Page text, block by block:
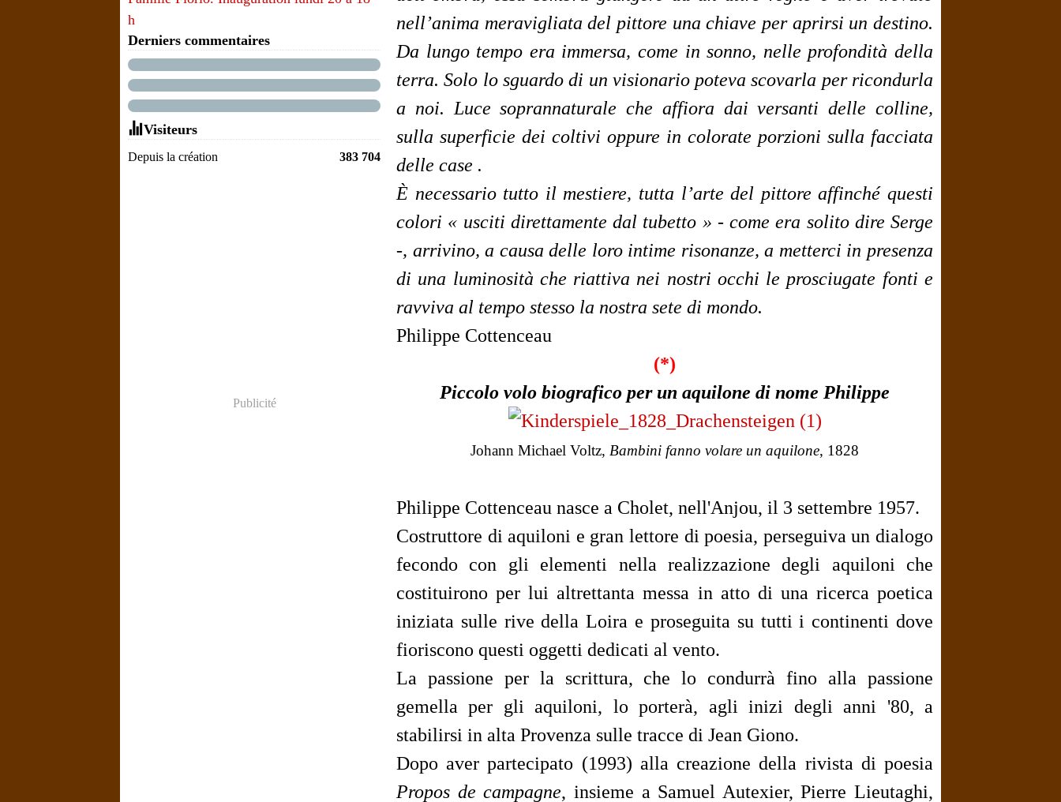
h
Derniers commentaires
Visiteurs
Depuis la création 383 704
Publicité
nell’anima meravigliata del pittore una chiave per aprirsi un destino.
Da lungo tempo era immersa, come in sonno, nelle profondità della
terra. Solo lo sguardo di un visionario poteva scovarla per ricondurla
a noi. Luce soprannaturale che affiora dai versanti delle colline,
sulla superficie dei coltivi oppure in colorate porzioni sulla facciata
delle case .
È necessario tutto il mestiere, tutta l’arte del pittore affinché questi
colori « usciti direttamente dal tubetto » - come era solito dire Serge
-, arrivino, a causa delle loro intime risonanze, a metterci in presenza
di una luminosità che riattiva nei nostri occhi le prosciugate fonti e
ravviva al tempo stesso la nostra sete di mondo.
Philippe Cottenceau
(*)
Piccolo volo biografico per un aquilone di nome Philippe
Johann Michael Voltz, Bambini fanno volare un aquilone, 1828
Philippe Cottenceau nasce a Cholet, nell'Anjou, il 3 settembre 1957.
Costruttore di aquiloni e gran lettore di poesia, perseguiva un dialogo
fecondo con gli elementi nella realizzazione degli aquiloni che
costituirono per lui altrettanta messa in atto di una ricerca poetica
iniziata sulle rive della Loira e proseguita su tutti i continenti dove
fioriscono questi oggetti dedicati al vento.
La passione per la scrittura, che lo condurrà fino alla passione
gemella per gli aquiloni, lo porterà, agli inizi degli anni '80, a
stabilirsi in alta Provenza sulle tracce di Jean Giono.
Dopo aver partecipato (1993) alla creazione della rivista di poesia
Propos de campagne, insieme a Samuel Autexier, Pierre Lieutaghi,